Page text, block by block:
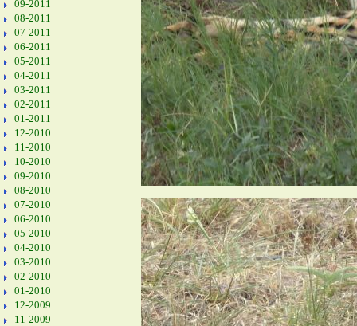
09-2011
08-2011
07-2011
06-2011
05-2011
04-2011
03-2011
02-2011
01-2011
12-2010
11-2010
10-2010
09-2010
08-2010
07-2010
06-2010
05-2010
04-2010
03-2010
02-2010
01-2010
12-2009
11-2009